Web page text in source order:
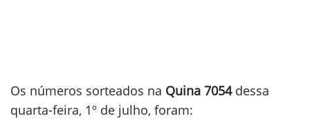
Os números sorteados na Quina 7054dessa
quarta-feira, 1º de julho, foram: